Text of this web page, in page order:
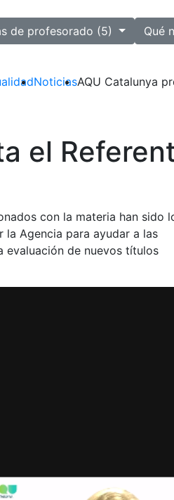
de profesorado (5)
Qué
NoticiasAQU Catalunya
el
con la materia han sido
Agencia para ayudar a las
evaluación de nuevos títulos